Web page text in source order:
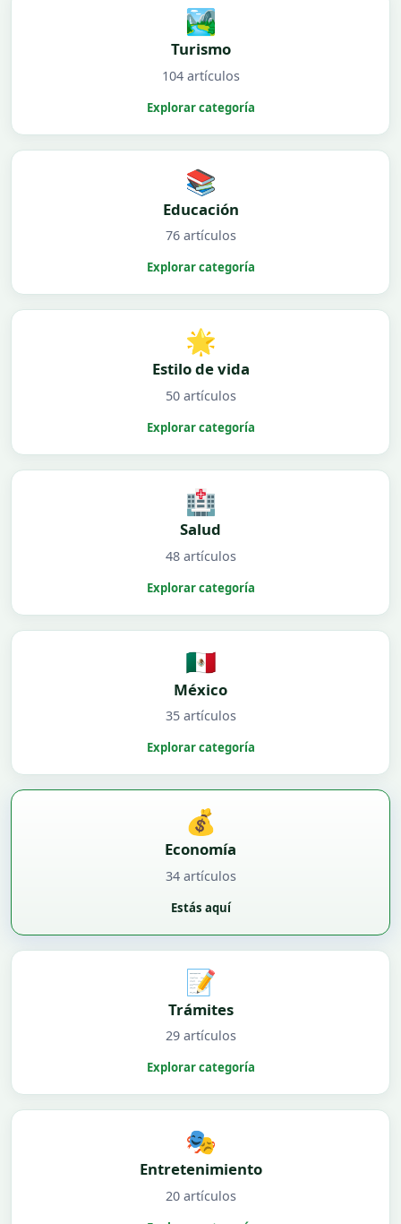
🏞️
Turismo
104 artículos
Explorar categoría
📚
Educación
76 artículos
Explorar categoría
🌟
Estilo de vida
50 artículos
Explorar categoría
🏥
Salud
48 artículos
Explorar categoría
🇲🇽
México
35 artículos
Explorar categoría
💰
Economía
34 artículos
Estás aquí
📝
Trámites
29 artículos
Explorar categoría
🎭
Entretenimiento
20 artículos